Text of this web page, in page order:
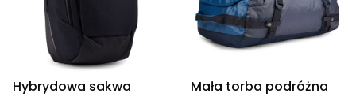
Hybrydowa sakwa
Mała torba podróżna